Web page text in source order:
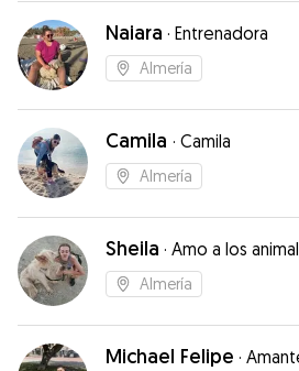
Naiara · Entrenadora
Almería
Camila · Camila
Almería
Sheila · Amo a los
Almería
Michael Felipe ·